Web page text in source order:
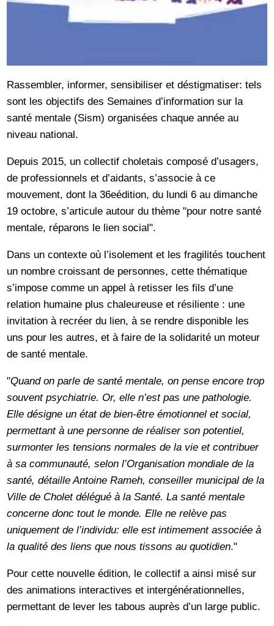
Rassembler, informer, sensibiliser et déstigmatiser: tels
sont les objectifs des Semaines d’information sur la
santé mentale (Sism) organisées chaque année au
niveau national.
Depuis 2015, un collectif choletais composé d’usagers,
de professionnels et d’aidants, s’associe à ce
mouvement, dont la 36eédition, du lundi 6 au dimanche
19 octobre, s’articule autour du thème "pour notre santé
mentale, réparons le lien social".
Dans un contexte où l’isolement et les fragilités touchent
un nombre croissant de personnes, cette thématique
s’impose comme un appel à retisser les fils d’une
relation humaine plus chaleureuse et résiliente : une
invitation à recréer du lien, à se rendre disponible les
uns pour les autres, et à faire de la solidarité un moteur
de santé mentale.
"Quand on parle de santé mentale, on pense encore trop
souvent psychiatrie. Or, elle n’est pas une pathologie.
Elle désigne un état de bien-être émotionnel et social,
permettant à une personne de réaliser son potentiel,
surmonter les tensions normales de la vie et contribuer
à sa communauté, selon l’Organisation mondiale de la
santé, détaille Antoine Rameh, conseiller municipal de la
Ville de Cholet délégué à la Santé. La santé mentale
concerne donc tout le monde. Elle ne relève pas
uniquement de l’individu: elle est intimement associée à
la qualité des liens que nous tissons au quotidien."
Pour cette nouvelle édition, le collectif a ainsi misé sur
des animations interactives et intergénérationnelles,
permettant de lever les tabous auprès d’un large public.